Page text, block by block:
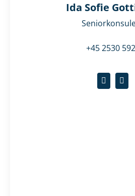
Ida Sofie
+45 2530